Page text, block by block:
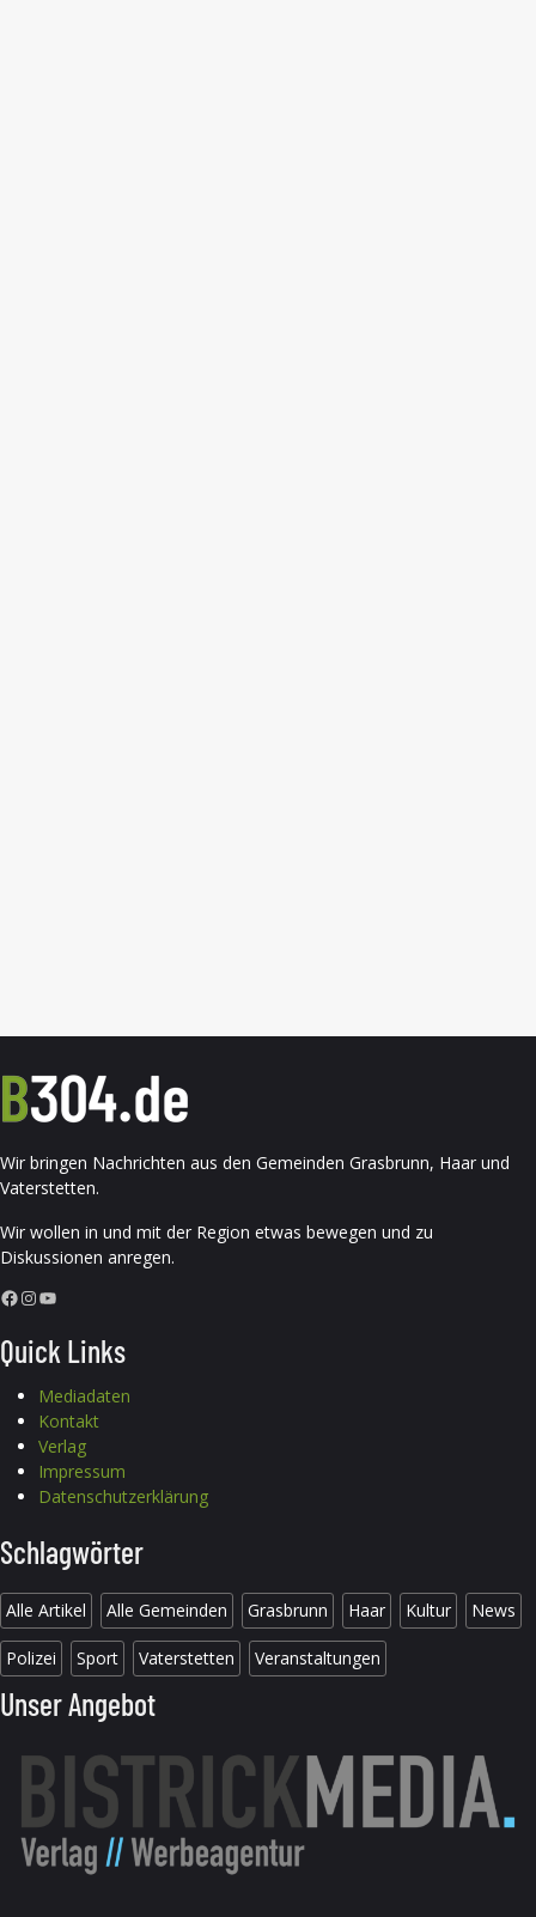
Wir bringen Nachrichten aus den Gemeinden Grasbrunn, Haar und
Vaterstetten.
Wir wollen in und mit der Region etwas bewegen und zu
Diskussionen anregen.
Facebook InstagramYouTube
Quick Links
Mediadaten
Kontakt
Verlag
Impressum
Datenschutzerklärung
Schlagwörter
Alle Artikel Alle Gemeinden Grasbrunn Haar Kultur News
Polizei Sport Vaterstetten Veranstaltungen
Unser Angebot